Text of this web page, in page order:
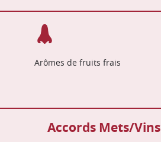
Arômes de fruits frais
Accords Mets/Vins